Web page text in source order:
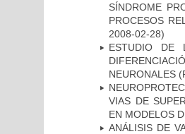
SÍNDROME
PROCESOS
2008-02-28)
ESTUDIO DE
NEURONALES
VIAS DE
EN MODELOS
ANÁLISIS DE